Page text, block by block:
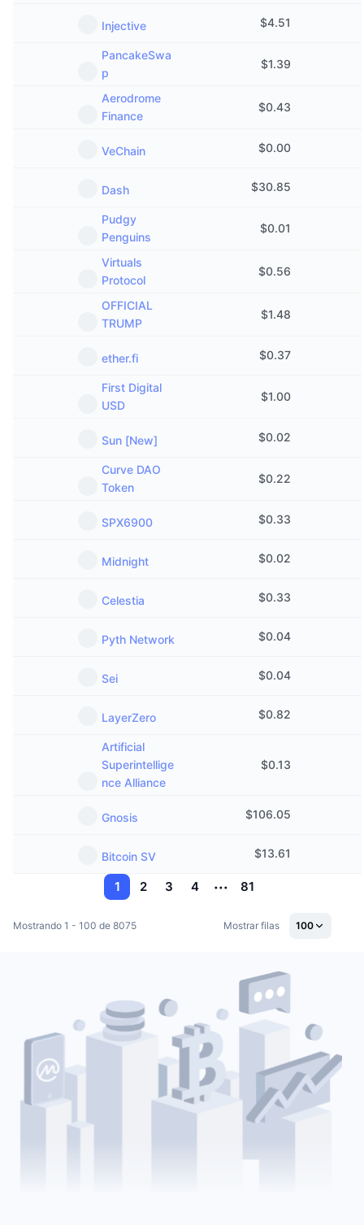
Injective $4.51
PancakeSwa
p
$1.39
Aerodrome
Finance
$0.43
VeChain $0.00
Dash $30.85
Pudgy
Penguins
$0.01
Virtuals
Protocol
$0.56
OFFICIAL
TRUMP
$1.48
ether.fi $0.37
First Digital
USD
$1.00
Sun [New] $0.02
Curve DAO
Token
$0.22
SPX6900 $0.33
Midnight $0.02
Celestia $0.33
Pyth Network $0.04
Sei $0.04
LayerZero $0.82
Artificial
Superintellige
nce Alliance
$0.13
Gnosis $106.05
Bitcoin SV $13.61
1 2 3 4 81
Mostrando 1 - 100 de 8075 Mostrar filas 100